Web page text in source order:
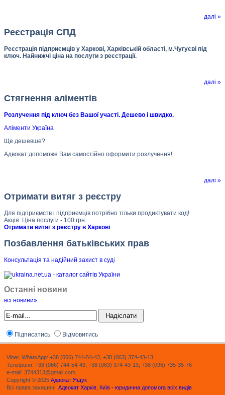
далі »
Реєстрація СПД
Реєстрація підприємців у Харкові, Харківській області, м.Чугуєві під
ключ. Найнижчі ціна на послуги з реєстрації.
далі »
Стягнення аліментів
Розлучення під ключ без Вашої участі. Дешево і швидко.
Аліменти Україна
Ще дешевше?
Адвокат допоможе Вам самостійно оформити розлучення!
далі »
Отримати витяг з реєстру
Для підприємств і підприємців потрібно тільки продиктувати код!
Акція: Ціна послуги - 100 грн.
Отримати витяг з реєстру в Харкові
Позбавлення батьківських прав
Консультація та надійний захист в суді
Останні новини
всі новини»
Підписатись Відмовитись
Viber, WhatsApp: +38 (066) 744-54-43, +38 (063) 374-43-13
Телефони: +38 (066) 744-54-43, +38 (063) 374-43-13, +38 (096) 735-35-76
e-mail: 3744313@gmail.com
Copyright © 2025 Адвокат Ящук
Всі права захищені. Адвокат Харків, Київ - юридична допомога всіх видів